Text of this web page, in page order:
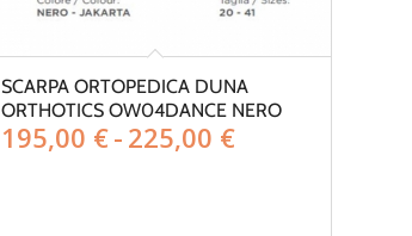
SCARPA ORTOPEDICA DUNA
ORTHOTICS OW04DANCE NERO
195,00 €- 225,00 €Fascia